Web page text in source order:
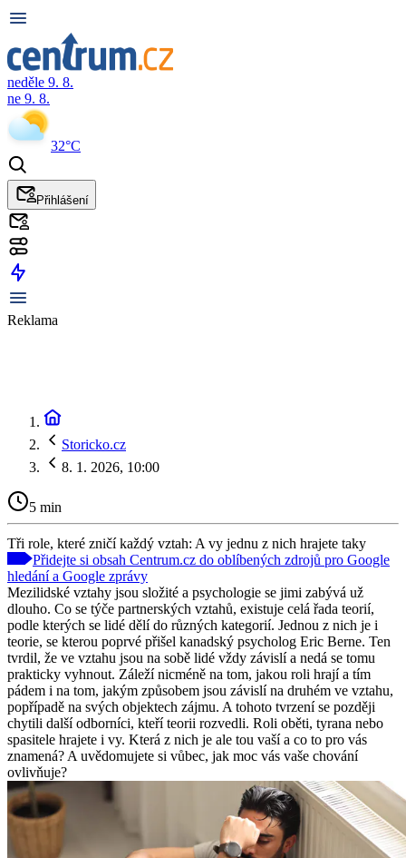
neděle 9. 8.
ne 9. 8.
32°C
Přihlášení
Reklama
Storicko.cz
8. 1. 2026, 10:00
5 min
Tři role, které zničí každý vztah: A vy jednu z nich hrajete taky
Přidejte si obsah Centrum.cz do oblíbených zdrojů pro Google
hledání a Google zprávy
Mezilidské vztahy jsou složité a psychologie se jimi zabývá už
dlouho. Co se týče partnerských vztahů, existuje celá řada teorií,
podle kterých se lidé dělí do různých kategorií. Jednou z nich je i
teorie, se kterou poprvé přišel kanadský psycholog Eric Berne. Ten
tvrdil, že ve vztahu jsou na sobě lidé vždy závislí a nedá se tomu
prakticky vyhnout. Záleží nicméně na tom, jakou roli hrají a tím
pádem i na tom, jakým způsobem jsou závislí na druhém ve vztahu,
popřípadě na svých objektech zájmu. A tohoto tvrzení se později
chytili další odborníci, kteří teorii rozvedli. Roli oběti, tyrana nebo
spasitele hrajete i vy. Která z nich je ale tou vaší a co to pro vás
znamená? A uvědomujete si vůbec, jak moc vás vaše chování
ovlivňuje?